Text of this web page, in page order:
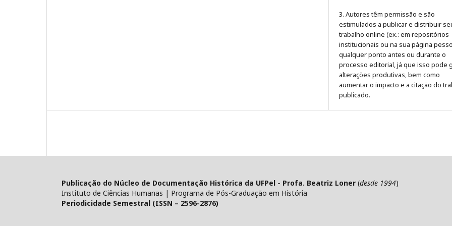
3. Autores têm permissão e são
estimulados a publicar e distribuir
trabalho online (ex.: em repositórios
institucionais ou na sua página
qualquer ponto antes ou durante o
processo editorial, já que isso pode
alterações produtivas, bem como
aumentar o impacto e a citação do
publicado.
Publicação do Núcleo de Documentação Histórica da UFPel - Profa. Beatriz Loner (desde 1994)
Instituto de Ciências Humanas | Programa de Pós-Graduação em História
Periodicidade Semestral (ISSN – 2596-2876)